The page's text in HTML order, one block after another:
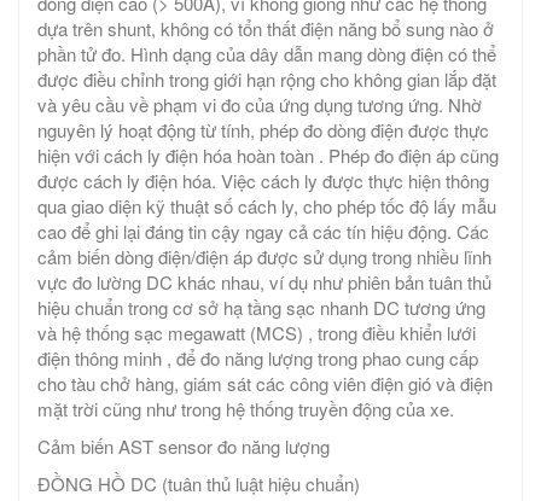
dựa trên shunt, không có tổn thất điện năng bổ sung nào ở
phần tử đo. Hình dạng của dây dẫn mang dòng điện có thể
được điều chỉnh trong giới hạn rộng cho không gian lắp đặt
và yêu cầu về phạm vi đo của ứng dụng tương ứng. Nhờ
nguyên lý hoạt động từ tính, phép đo dòng điện được thực
hiện với cách ly điện hóa hoàn toàn . Phép đo điện áp cũng
được cách ly điện hóa. Việc cách ly được thực hiện thông
qua giao diện kỹ thuật số cách ly, cho phép tốc độ lấy mẫu
cao để ghi lại đáng tin cậy ngay cả các tín hiệu động. Các
cảm biến dòng điện/điện áp được sử dụng trong nhiều lĩnh
vực đo lường DC khác nhau, ví dụ như phiên bản tuân thủ
hiệu chuẩn trong cơ sở hạ tầng sạc nhanh DC tương ứng
và hệ thống sạc megawatt (MCS) , trong điều khiển lưới
điện thông minh , để đo năng lượng trong phao cung cấp
cho tàu chở hàng, giám sát các công viên điện gió và điện
mặt trời cũng như trong hệ thống truyền động của xe.
Cảm biến AST sensor đo năng lượng
ĐỒNG HỒ DC (tuân thủ luật hiệu chuẩn)